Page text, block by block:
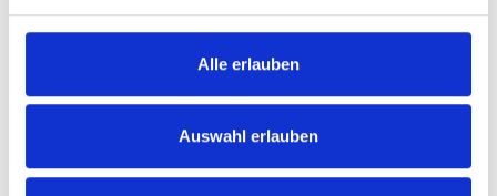
Alle erlauben
Auswahl erlauben
Rübenzucker